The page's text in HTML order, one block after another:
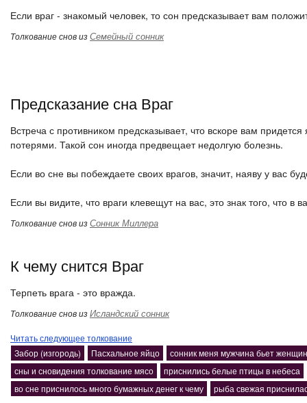
Если враг - знакомый человек, то сон предсказывает вам
Толкование снов изСемейный сонник
Предсказание сна Враг
Встреча с противником предсказывает, что вскоре вам
потерями. Такой сон иногда предвещает недолгую болезнь.
Если во сне вы побеждаете своих врагов, значит, наяву у вас
Если вы видите, что враги клевещут на вас, это знак того, что
Толкование снов изСонник Миллера
К чему снится Враг
Терпеть врага - это вражда.
Толкование снов изИсландский сонник
Читать следующее толкование
Забор (изгородь)
Пасхальное яйцо
сонник меня мужчина бьет
сны и сновидения толкование мясо
приснились белые птицы в небеса
во сне приснилось много бумажных денег к чему
рыба свежая